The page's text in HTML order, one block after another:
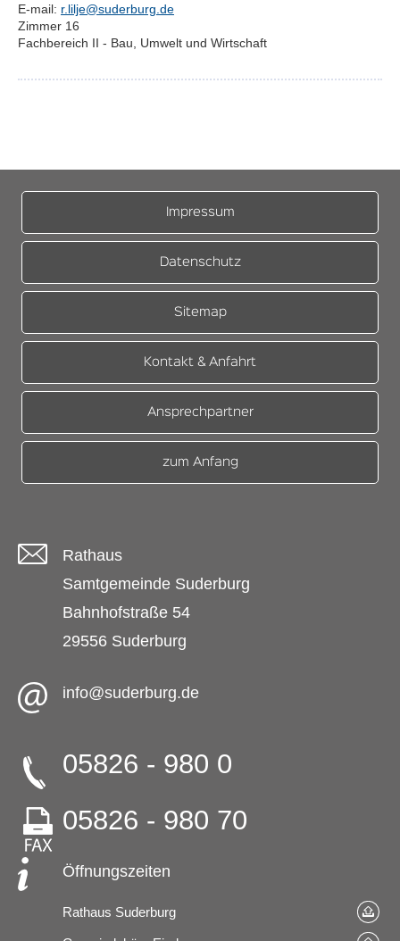
E-mail: r.lilje@suderburg.de
Zimmer 16
Fachbereich II - Bau, Umwelt und Wirtschaft
Impressum
Datenschutz
Sitemap
Kontakt & Anfahrt
Ansprechpartner
zum Anfang
Rathaus
Samtgemeinde Suderburg
Bahnhofstraße 54
29556 Suderburg
info@suderburg.de
05826 - 980 0
05826 - 980 70
Öffnungszeiten
Rathaus Suderburg